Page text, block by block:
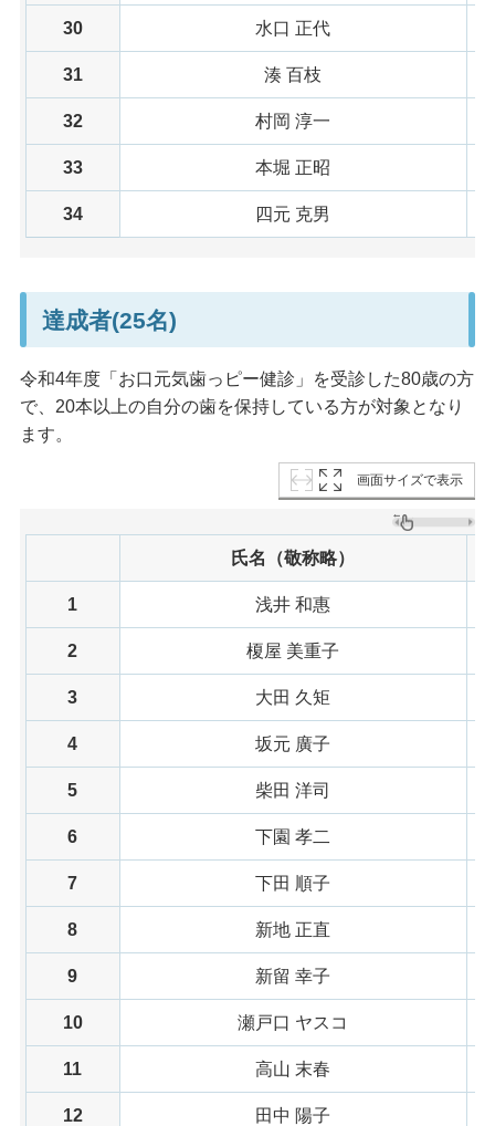
30 水口 正代
31 湊 百枝
32 村岡 淳一
33 本堀 正昭
34 四元 克男
達成者(25名)
令和4年度「お口元気歯っピー健診」を受診した80歳の方
で、20本以上の自分の歯を保持している方が対象となり
ます。
画面サイズで表示
氏名（敬称略）
1 浅井 和惠
2 榎屋 美重子
3 大田 久矩
4 坂元 廣子
5 柴田 洋司
6 下園 孝二
7 下田 順子
8 新地 正直
9 新留 幸子
10 瀬戸口 ヤスコ
11 高山 末春
12 田中 陽子